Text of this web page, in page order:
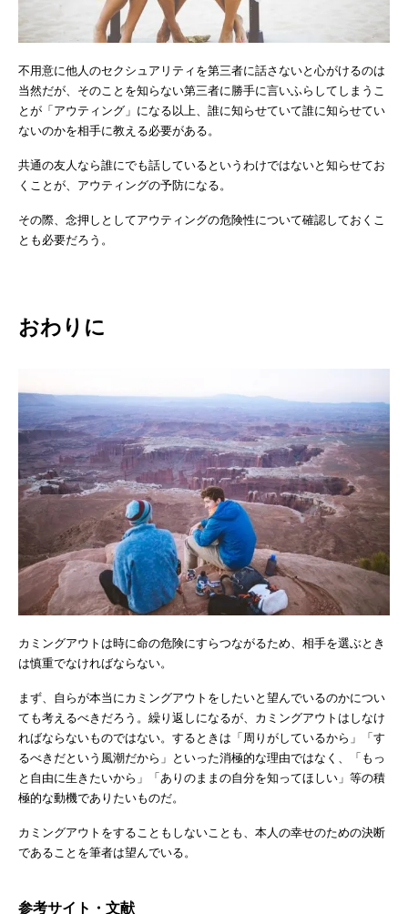
不用意に他人のセクシュアリティを第三者に話さないと心がけるのは
当然だが、そのことを知らない第三者に勝手に言いふらしてしまうこ
とが「アウティング」になる以上、誰に知らせていて誰に知らせてい
ないのかを相手に教える必要がある。
共通の友人なら誰にでも話しているというわけではないと知らせてお
くことが、アウティングの予防になる。
その際、念押しとしてアウティングの危険性について確認しておくこ
とも必要だろう。
おわりに
カミングアウトは時に命の危険にすらつながるため、相手を選ぶとき
は慎重でなければならない。
まず、自らが本当にカミングアウトをしたいと望んでいるのかについ
ても考えるべきだろう。繰り返しになるが、カミングアウトはしなけ
ればならないものではない。するときは「周りがしているから」「す
るべきだという風潮だから」といった消極的な理由ではなく、「もっ
と自由に生きたいから」「ありのままの自分を知ってほしい」等の積
極的な動機でありたいものだ。
カミングアウトをすることもしないことも、本人の幸せのための決断
であることを筆者は望んでいる。
参考サイト・文献